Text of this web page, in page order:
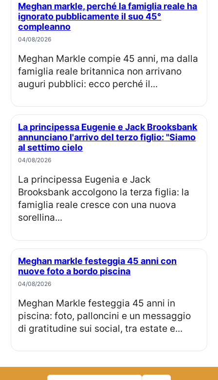
Meghan markle, perché la famiglia reale ha
ignorato pubblicamente il suo 45°
compleanno
04/08/2026
Meghan Markle compie 45 anni, ma dalla
famiglia reale britannica non arrivano
auguri pubblici: ecco perché il...
La principessa Eugenie e Jack Brooksbank
annunciano l'arrivo del terzo figlio: "Siamo
al settimo cielo
04/08/2026
La principessa Eugenia e Jack
Brooksbank accolgono la terza figlia: la
famiglia reale cresce con una nuova
sorellina...
Meghan markle festeggia 45 anni con
nuove foto a bordo piscina
04/08/2026
Meghan Markle festeggia 45 anni in
piscina: foto, palloncini e un messaggio
di gratitudine sui social, tra estate e...